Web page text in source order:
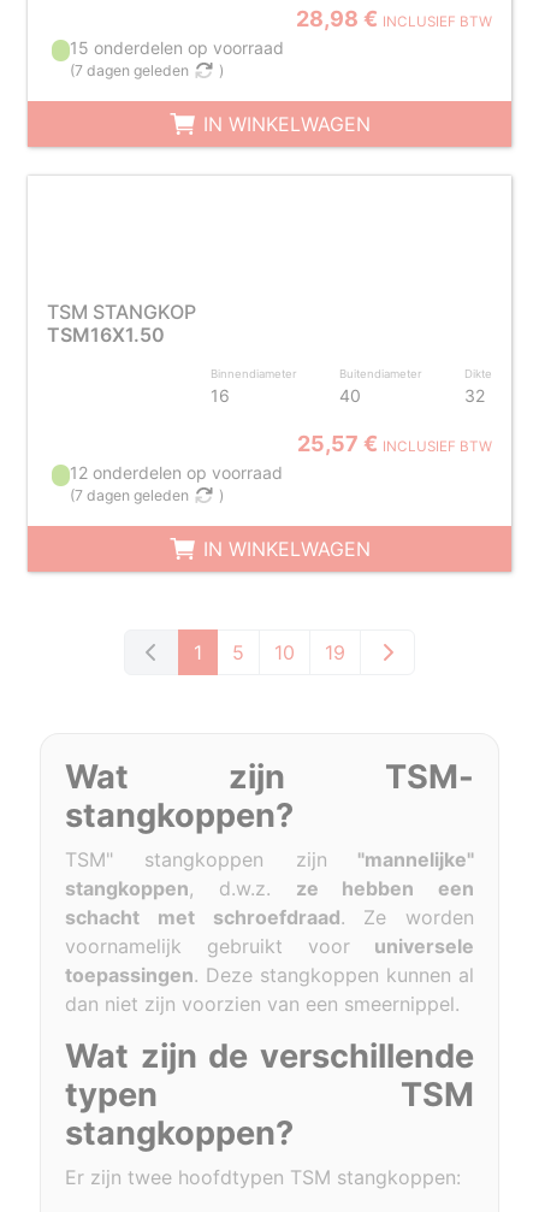
28,98 € INCLUSIEF BTW
15 onderdelen op voorraad
(7 dagen geleden )
IN WINKELWAGEN
TSM STANGKOP
TSM16X1.50
Binnendiameter
16
Buitendiameter
40
Dikte
32
25,57 € INCLUSIEF BTW
12 onderdelen op voorraad
(7 dagen geleden )
IN WINKELWAGEN
1 5 10 19
Wat zijn TSM-
stangkoppen?
TSM" stangkoppen zijn "mannelijke"
stangkoppen, d.w.z. ze hebben een
schacht met schroefdraad. Ze worden
voornamelijk gebruikt vooruniversele
toepassingen. Deze stangkoppen kunnen al
dan niet zijn voorzien van een smeernippel.
Wat zijn de verschillende
typen TSM
stangkoppen?
Er zijn twee hoofdtypen TSM stangkoppen: